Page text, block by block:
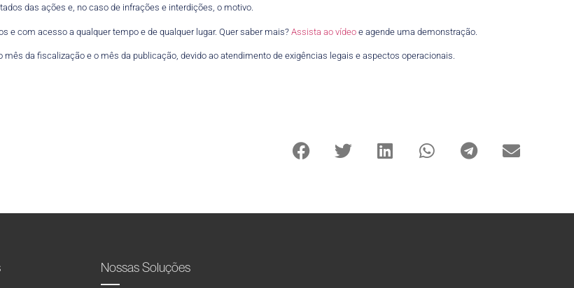
das ações e, no caso de infrações e interdições, o motivo.
e com acesso a qualquer tempo e de qualquer lugar. Quer saber mais?Assista ao vídeo e agende uma demonstração.
da fiscalização e o mês da publicação, devido ao atendimento de exigências legais e aspectos operacionais.
Nossas Soluções